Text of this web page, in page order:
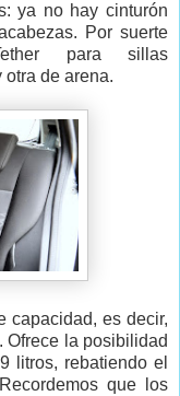
ya no hay cinturón
Por suerte
para sillas
de arena.
capacidad, es decir,
Ofrece la posibilidad
litros, rebatiendo el
que los